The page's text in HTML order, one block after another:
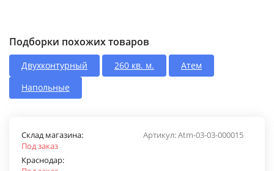
Подборки похожих товаров
Двухконтурный 260 кв. м.
Атем
Напольные
Артикул:Atm-03-03-000015
Склад магазина:
Под заказ
Краснодар: